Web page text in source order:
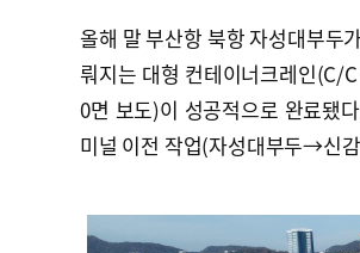
올해 말 부산항 북항 자성대부두
뤄지는 대형 컨테이너크레인(C/
0면 보도)이 성공적으로 완료됐
미널 이전 작업(자성대부두→신